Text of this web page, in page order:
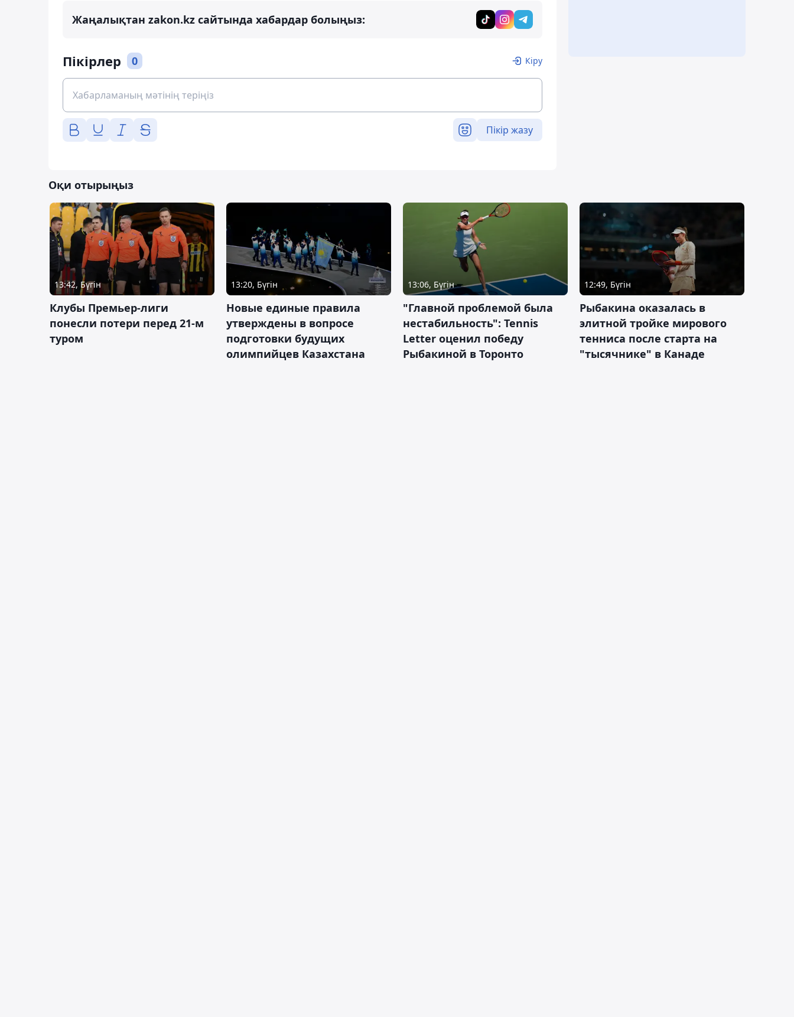
Жаңалықтан zakon.kz сайтында хабардар болыңыз:
Пікірлер 0 Кіру
Пікір жазу
Оқи отырыңыз
13:42, Бүгін
Клубы Премьер-лиги
понесли потери перед 21-м
туром
13:20, Бүгін
Новые единые правила
утверждены в вопросе
подготовки будущих
олимпийцев Казахстана
13:06, Бүгін
"Главной проблемой была
нестабильность": Tennis
Letter оценил победу
Рыбакиной в Торонто
12:49, Бүгін
Рыбакина оказалась в
элитной тройке мирового
тенниса после старта на
"тысячнике" в Канаде